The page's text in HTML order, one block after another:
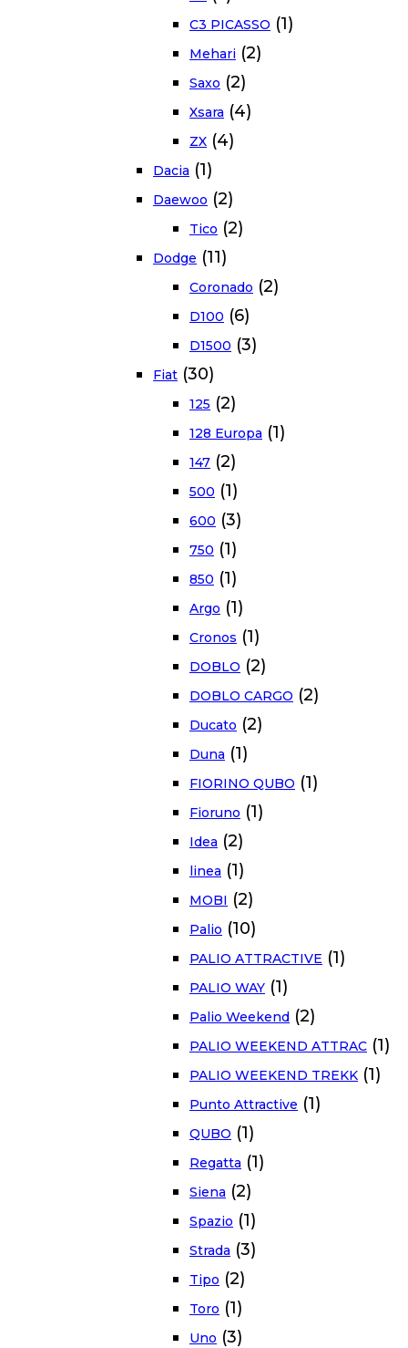
C3 PICASSO (1)
Mehari (2)
Saxo (2)
Xsara (4)
ZX (4)
Dacia (1)
Daewoo (2)
Tico (2)
Dodge (11)
Coronado (2)
D100 (6)
D1500 (3)
Fiat (30)
125 (2)
128 Europa (1)
147 (2)
500 (1)
600 (3)
750 (1)
850 (1)
Argo (1)
Cronos (1)
DOBLO (2)
DOBLO CARGO (2)
Ducato (2)
Duna (1)
FIORINO QUBO (1)
Fioruno (1)
Idea (2)
linea (1)
MOBI (2)
Palio (10)
PALIO ATTRACTIVE (1)
PALIO WAY (1)
Palio Weekend (2)
PALIO WEEKEND ATTRAC (1)
PALIO WEEKEND TREKK (1)
Punto Attractive (1)
QUBO (1)
Regatta (1)
Siena (2)
Spazio (1)
Strada (3)
Tipo (2)
Toro (1)
Uno (3)